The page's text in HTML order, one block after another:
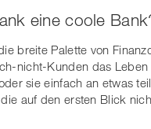
eine coole
breite Palette von
nicht-Kunden das
sie einfach an etwas
auf den ersten Blick